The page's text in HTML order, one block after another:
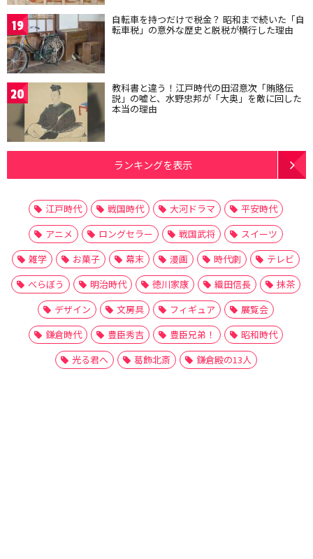
19 自転車を持つだけで税金？ 昭和まで続いた「自
転車税」の意外な歴史と脱税が横行した理由
20 教科書と違う！江戸時代の田沼意次「賄賂伝
説」の嘘と、水野忠邦が「大奥」を敵に回した
本当の理由
ランキングを表示
江戸時代 戦国時代 大河ドラマ
平安時代
アニメ
ロングセラー 戦国武将
スイーツ
雑学
お菓子 幕末 漫画 時代劇
テレビ
べらぼう
明治時代 徳川家康 織田信長
抹茶
デザイン
文房具 フィギュア
展覧会
鎌倉時代
豊臣秀吉 豊臣兄弟！
昭和時代
光る君へ
葛飾北斎 鎌倉殿の13人